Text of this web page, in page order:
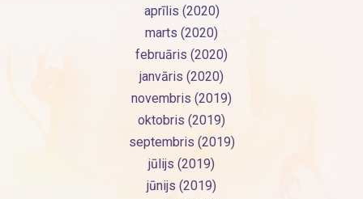
aprīlis (2020)
marts (2020)
februāris (2020)
janvāris (2020)
novembris (2019)
oktobris (2019)
septembris (2019)
jūlijs (2019)
jūnijs (2019)